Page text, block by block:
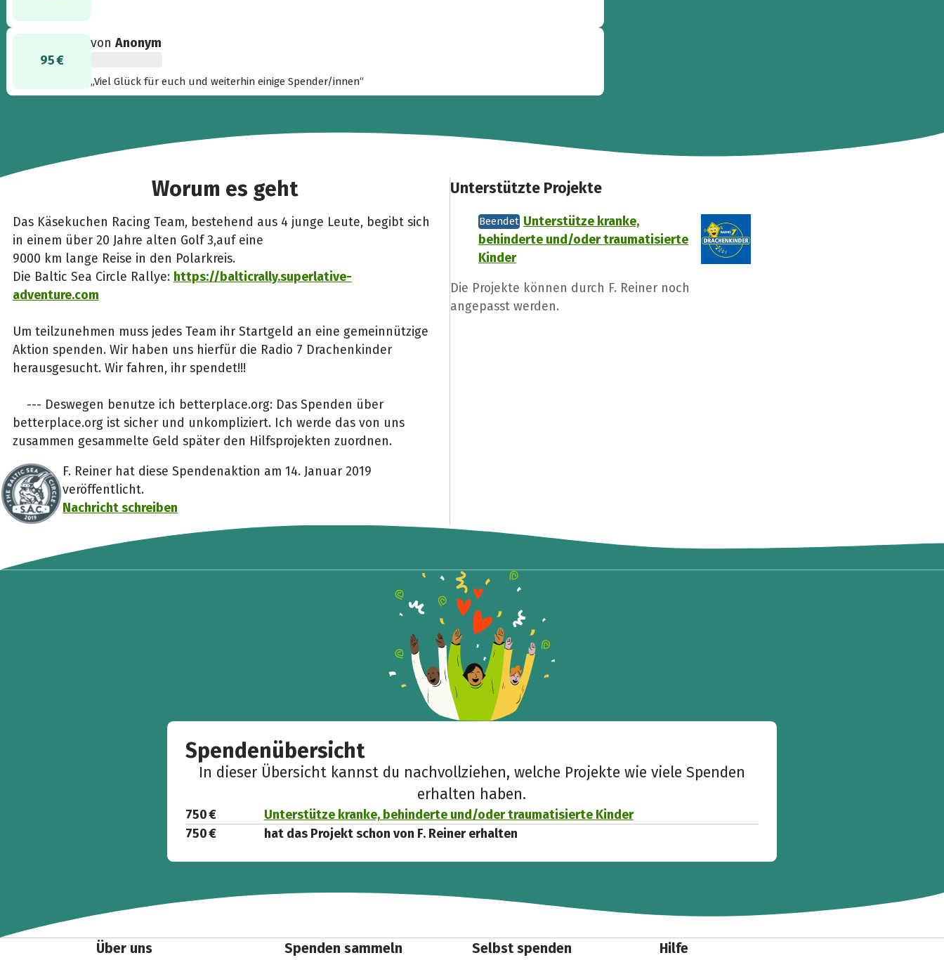
95 €
vonAnonym
„Viel Glück für euch und weiterhin einige Spender/innen“
Worum es geht
Das Käsekuchen Racing Team, bestehend aus 4 junge Leute, begibt sich
in einem über 20 Jahre alten Golf 3,auf eine
9000 km lange Reise in den Polarkreis.
Die Baltic Sea Circle Rallye: https://balticrally.superlative-
adventure.com
Um teilzunehmen muss jedes Team ihr Startgeld an eine gemeinnützige
Aktion spenden. Wir haben uns hierfür die Radio 7 Drachenkinder
herausgesucht. Wir fahren, ihr spendet!!!
--- Deswegen benutze ich betterplace.org: Das Spenden über
betterplace.org ist sicher und unkompliziert. Ich werde das von uns
zusammen gesammelte Geld später den Hilfsprojekten zuordnen.
F. Reiner hat diese Spendenaktion am 14. Januar 2019
veröffentlicht.
Nachricht schreiben
Unterstützte Projekte
Beendet Unterstütze kranke,
behinderte und/oder traumatisierte
Kinder
Die Projekte können durch F. Reiner noch
angepasst werden.
Spendenübersicht
In dieser Übersicht kannst du nachvollziehen, welche Projekte wie viele Spenden
erhalten haben.
750 €
Unterstütze kranke, behinderte und/oder traumatisierte Kinder
750 €
hat das Projekt schon von F. Reiner erhalten
Teile die Spendenaktion
WhatsApp Messenger
Über uns Spenden sammeln Selbst spenden Hilfe